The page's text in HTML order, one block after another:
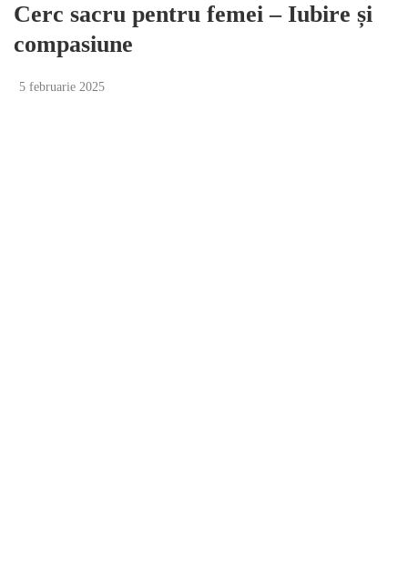
Cerc sacru pentru femei – Iubire și
compasiune
5 februarie 2025